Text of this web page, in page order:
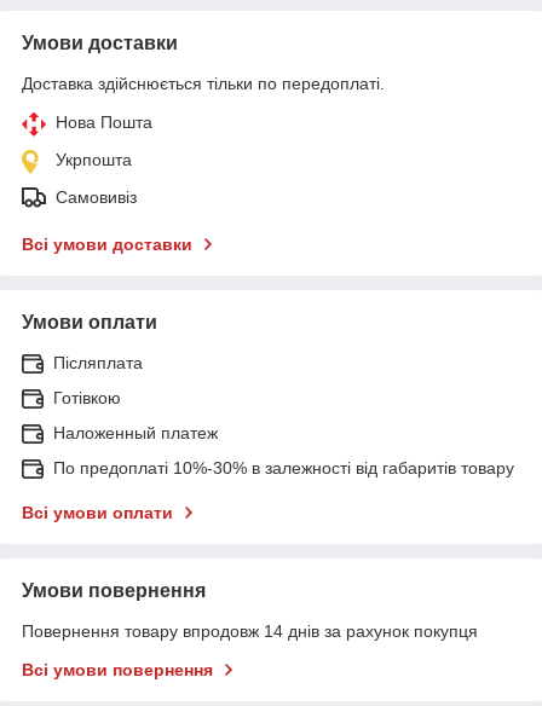
Умови доставки
Доставка здійснюється тільки по передоплаті.
Нова Пошта
Укрпошта
Самовивіз
Всі умови доставки
Умови оплати
Післяплата
Готівкою
Наложенный платеж
По предоплаті 10%-30% в залежності від габаритів товару
Всі умови оплати
Умови повернення
Повернення товару впродовж 14 днів за рахунок покупця
Всі умови повернення